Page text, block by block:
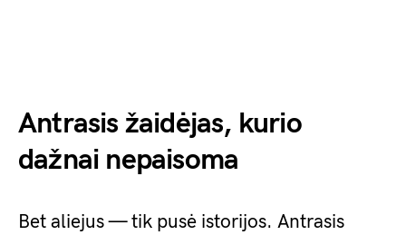
Antrasis žaidėjas, kurio
dažnai nepaisoma
Bet aliejus — tik pusė istorijos. Antrasis